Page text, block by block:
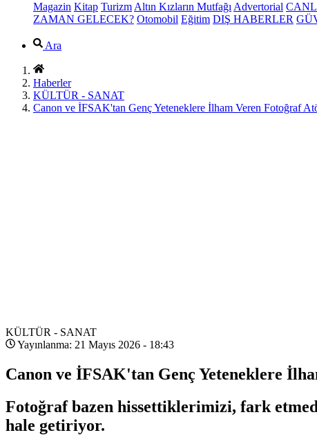
Magazin Kitap Turizm Altın Kızların Mutfağı Advertorial
ZAMAN GELECEK? Otomobil Eğitim DIŞ HABERLER
Ara
Haberler
KÜLTÜR - SANAT
Canon ve İFSAK'tan Genç Yeteneklere İlham Veren Fotoğraf
KÜLTÜR - SANAT
Yayınlanma: 21 Mayıs 2026 - 18:43
Canon ve İFSAK'tan Genç Yeteneklere
Fotoğraf bazen hissettiklerimizi, fark
hale getiriyor.